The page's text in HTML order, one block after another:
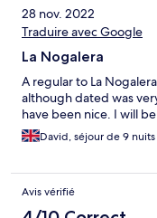
28 nov. 2022
Traduire avec Google
La Nogalera
A regular to La
although dated was
have been nice. I will
David, séjour de 9 nuits
Avis vérifié